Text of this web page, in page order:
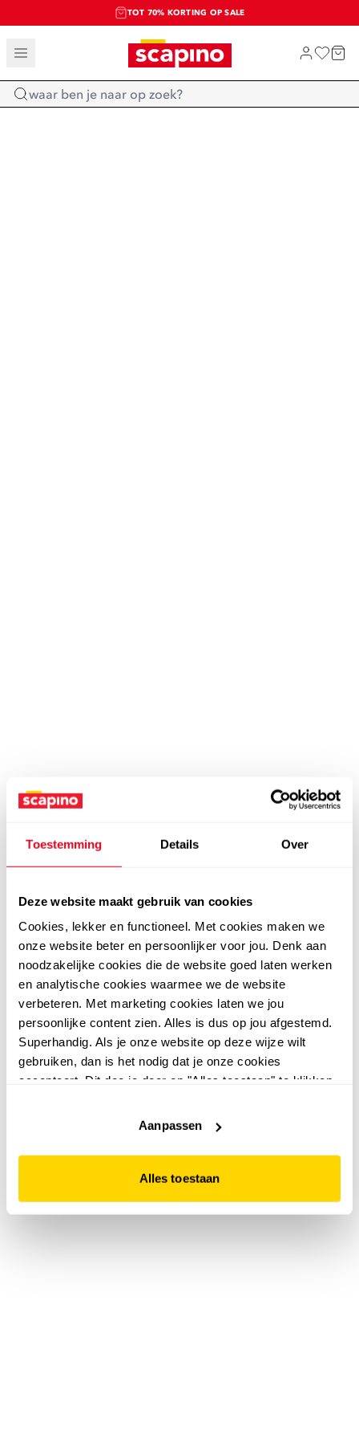
Toestemming Details Over
Deze website maakt gebruik van cookies
Cookies, lekker en functioneel. Met cookies maken we
onze website beter en persoonlijker voor jou. Denk aan
noodzakelijke cookies die de website goed laten werken
en analytische cookies waarmee we de website
verbeteren. Met marketing cookies laten we jou
persoonlijke content zien. Alles is dus op jou afgestemd.
Superhandig. Als je onze website op deze wijze wilt
gebruiken, dan is het nodig dat je onze cookies
accepteert. Dit doe je door op "Alles toestaan" te klikken.
website niet optimaal functioneert.
Aanpassen
Alles toestaan
TOT 70% KORTING OP SALE
SALE: LAATSTE KANS!
SHOP NIEUW
Home